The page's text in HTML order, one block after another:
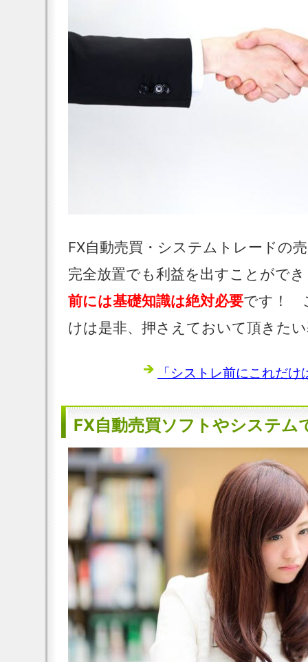
FX自動売買・システムトレードの
完全放置でも利益を出すことがで
前には基礎知識は絶対必要です！
けは是非、押さえておいて頂きた
「シストレ前にこれだ
FX自動売買ソフトやシステム